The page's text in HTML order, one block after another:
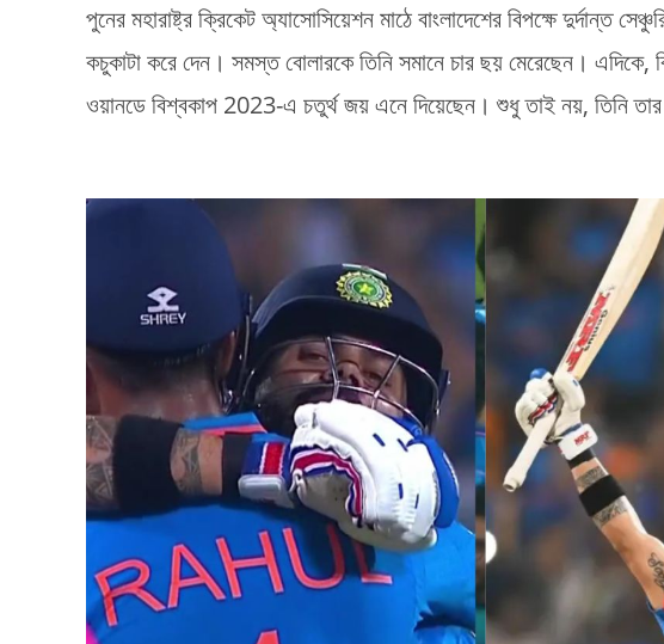
পুনের মহারাষ্ট্র ক্রিকেট অ্যাসোসিয়েশন মাঠে বাংলাদেশের বিপক্ষে দুর্দান্ত
কচুকাটা করে দেন। সমস্ত বোলারকে তিনি সমানে চার ছয় মেরেছেন। এদিকে,
ওয়ানডে বিশ্বকাপ 2023-এ চতুর্থ জয় এনে দিয়েছেন। শুধু তাই নয়, তিনি তার